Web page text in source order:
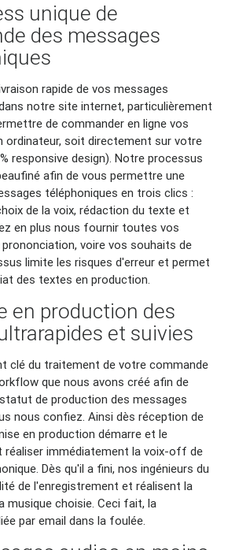
unique de
des messages
rapide de vos messages
notre site internet, particulièrement
de commander en ligne vos
ordinateur, soit directement sur votre
responsive design). Notre processus
afin de vous permettre une
téléphoniques en trois clics :
de la voix, rédaction du texte et
en plus nous fournir toutes vos
voire vos souhaits de
limite les risques d'erreur et permet
des textes en production.
en production des
et suivies
clé du traitement de votre commande
que nous avons créé afin de
de production des messages
nous confiez. Ainsi dès réception de
en production démarre et le
réaliser immédiatement la voix-off de
Dès qu'il a fini, nos ingénieurs du
de l'enregistrement et réalisent la
musique choisie. Ceci fait, la
par email dans la foulée.